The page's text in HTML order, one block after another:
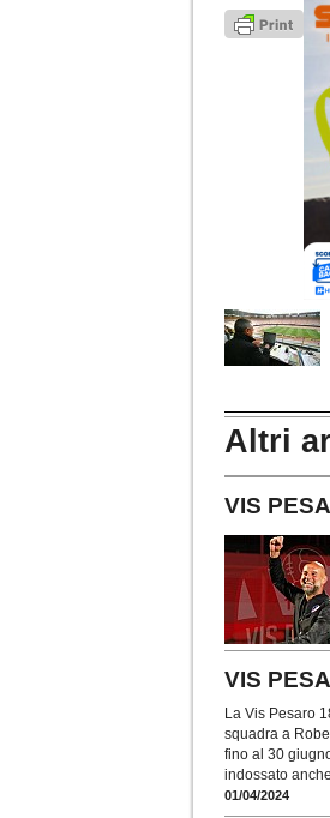
Altri
VIS
VIS
La Vis Pesaro
squadra a
fino al 30
indossato
01/04/2024